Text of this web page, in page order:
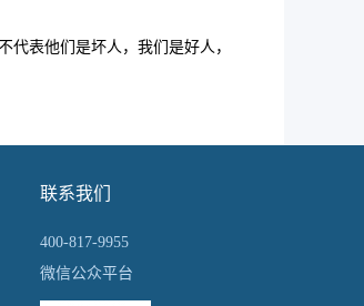
表他们是坏人，我们是好人，
联系我们
400-817-9955
微信公众平台